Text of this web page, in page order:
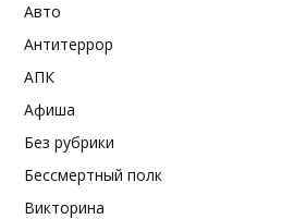
Авто
Антитеррор
АПК
Афиша
Без рубрики
Бессмертный полк
Викторина